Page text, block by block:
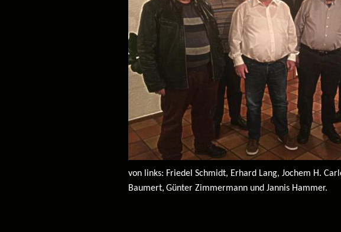
von links: Friedel Schmidt, Erhard Lang, Jochem H.
Baumert, Günter Zimmermann und Jannis Hammer.